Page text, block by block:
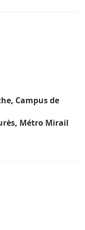
Campus de
Métro Mirail